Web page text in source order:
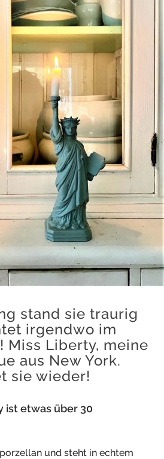
stand sie traurig
irgendwo im
Miss Liberty, meine
aus New York.
sie wieder!
ist etwas über 30
und steht in echtem